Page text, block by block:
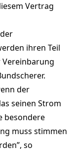
Vertrag
ihren Teil
der
seinen Strom
besondere
muss stimmen
so